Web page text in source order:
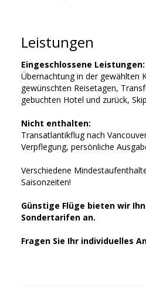
Leistungen
Eingeschlossene Leistungen:
Übernachtung in der gewählten
gewünschten Reisetagen,
gebuchten Hotel und zurück,
Nicht enthalten:
Transatlantikflug nach
Verpflegung, persönliche
Verschiedene
Saisonzeiten!
Günstige Flüge bieten wir
Sondertarifen an.
Fragen Sie Ihr individuelles